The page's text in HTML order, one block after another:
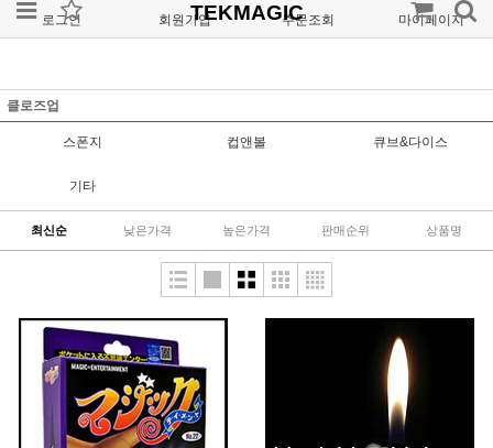
로그인 회원가입 주문조회 마이페이지
TEKMAGIC
클로즈업
스폰지 컵앤볼 큐브&다이스
기타
최신순 낮은가격 높은가격 판매순위 상품명